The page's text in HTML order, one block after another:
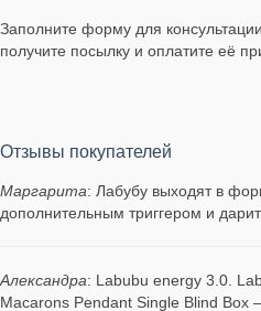
Заполните форму для
получите посылку и оплатите её
Отзывы покупателей
Маргарита: Лабубу выходят в
дополнительным триггером и
Александра: Labubu energy 3.0.
Macarons Pendant Single Blind Box